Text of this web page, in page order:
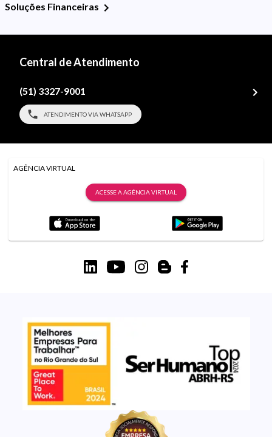
Soluções Financeiras
Central de Atendimento
(51) 3327-9001
ATENDIMENTO VIA WHATSAPP
AGÊNCIA VIRTUAL
ACESSE A AGÊNCIA VIRTUAL